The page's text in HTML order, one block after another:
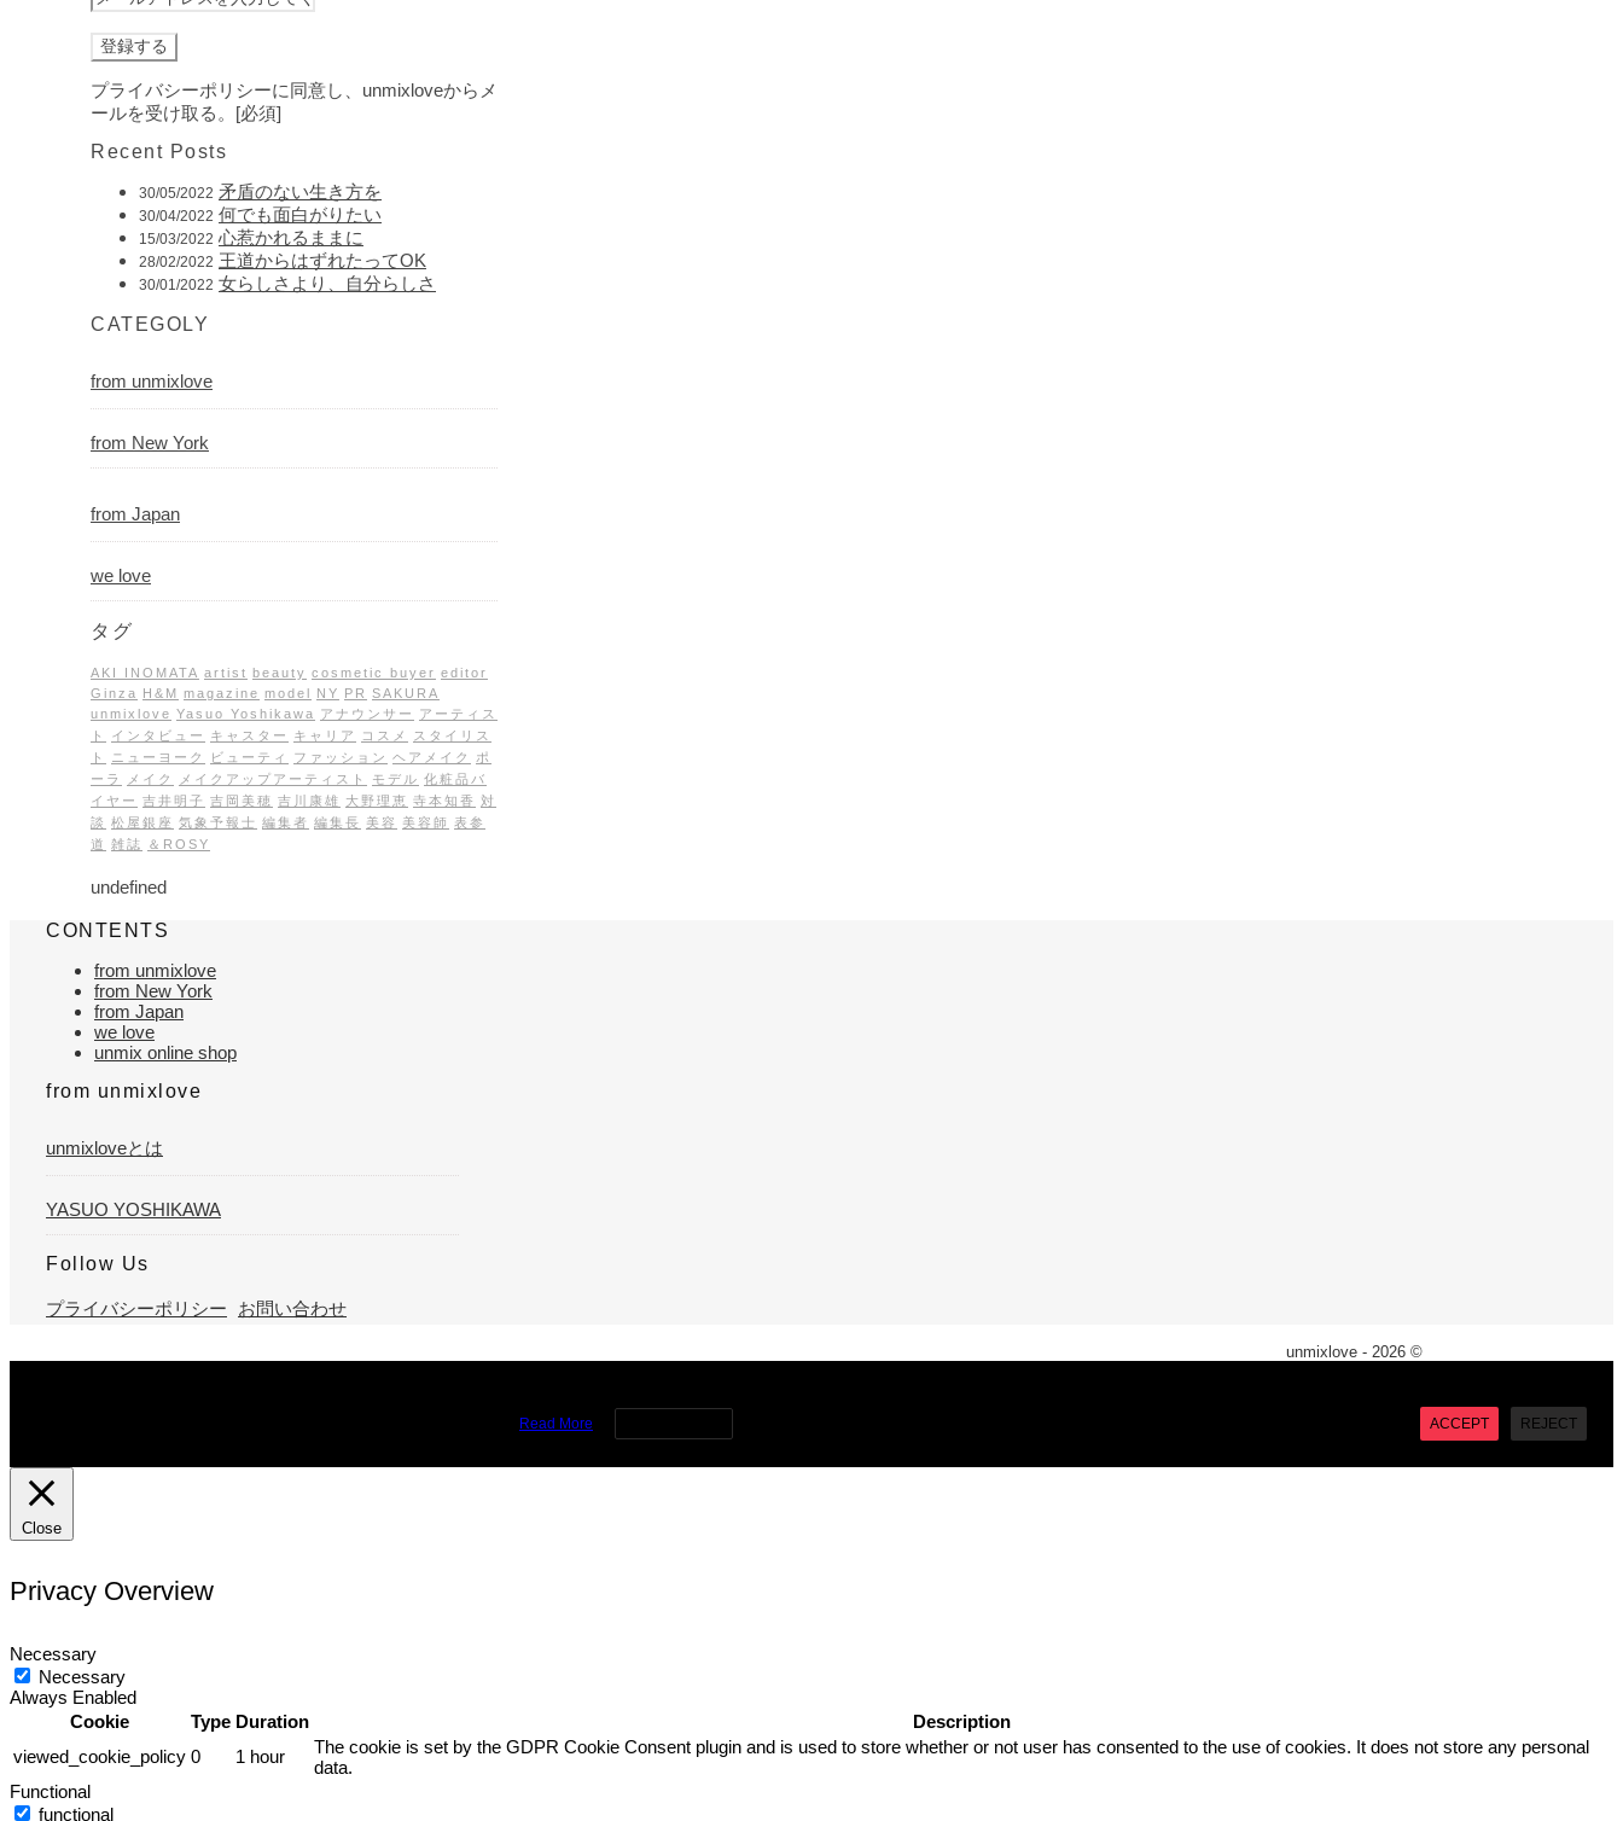
プライバシーポリシーに同意し、unmixloveからメ
ールを受け取る。[必須]
Recent Posts
30/05/2022 矛盾のない生き方を
30/04/2022 何でも面白がりたい
15/03/2022 心惹かれるままに
28/02/2022 王道からはずれたってOK
30/01/2022 女らしさより、自分らしさ
CATEGOLY
from unmixlove
from New York
from Japan
we love
タグ
AKI INOMATA artist beauty cosmetic buyer editor
Ginza H&M magazine model NY PR SAKURA
unmixlove Yasuo Yoshikawa アナウンサー
アーティス
ト
インタビュー キャスター キャリア コスメ
スタイリス
ト
ニューヨーク ビューティ ファッション ヘアメイク
ポ
ーラ
メイク メイクアップアーティスト モデル 化粧品バ
イヤー 吉井明子 吉岡美穂 吉川康雄 大野理恵 寺本知香
対
談 松屋銀座 気象予報士 編集者 編集長 美容 美容師 表参
道 雑誌 ＆ROSY
undefined
CONTENTS
from unmixlove
from New York
from Japan
we love
unmix online shop
from unmixlove
unmixloveとは
YASUO YOSHIKAWA
Follow Us
プライバシーポリシー お問い合わせ
unmixlove - 2026 ©
Read More REJECT
ACCEPT
Close
Privacy Overview
Necessary
Necessary
Always Enabled
Cookie
Type Duration
Description
viewed_cookie_policy 0 1 hour
The cookie is set by the GDPR Cookie Consent plugin and is used to store whether or not user has consented to the use of cookies. It does not store any personal
data.
Functional
functional